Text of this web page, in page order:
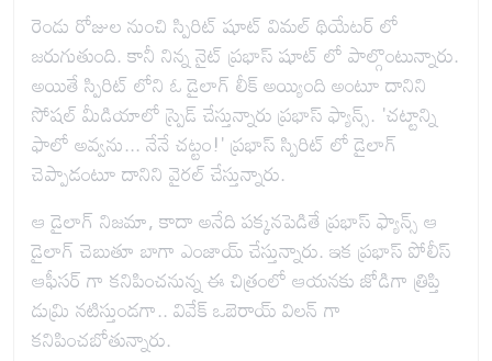
రెండు రోజుల నుంచి స్పిరిట్ షూట్ విమల్ థియేటర్ లో
జరుగుతుంది. కానీ నిన్న నైట్ ప్రభాస్ షూట్ లో పాల్గొంటున్నారు.
అయితే స్పిరిట్ లోని ఓ డైలాగ్ లీక్ అయ్యింది అంటూ దానిని
సోషల్ మీడియాలో స్ప్రెడ్ చేస్తున్నారు ప్రభాస్ ఫ్యాన్స్. 'చట్టాన్ని
ఫాలో అవ్వను... నేనే చట్టం!' ప్రభాస్ స్పిరిట్ లో డైలాగ్
చెప్పాడంటూ దానిని వైరల్ చేస్తున్నారు.
ఆ డైలాగ్ నిజమా, కాదా అనేది పక్కనపెడితే ప్రభాస్ ఫ్యాన్స్ ఆ
డైలాగ్ చెబుతూ బాగా ఎంజాయ్ చేస్తున్నారు. ఇక ప్రభాస్ పోలీస్
ఆఫీసర్ గా కనిపించనున్న ఈ చిత్రంలో ఆయనకు జోడిగా త్రిప్తి
డుమ్రి నటిస్తుండగా.. వివేక్ ఒబెరాయ్ విలన్ గా
కనిపించబోతున్నారు.